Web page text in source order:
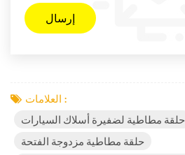
العلامات :
حلقة مطاطية لضفيرة أسلاك السيارات
حلقة مطاطية مزدوجة الفتحة